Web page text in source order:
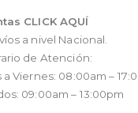
CLICK AQUÍ
a nivel Nacional.
de Atención:
a Viernes: 08:00am –
09:00am – 13:00pm